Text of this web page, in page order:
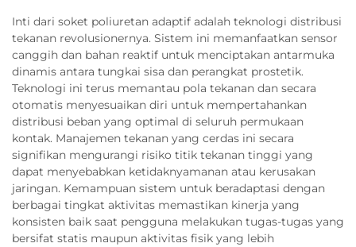
Inti dari soket poliuretan adaptif adalah teknologi distribusi
tekanan revolusionernya. Sistem ini memanfaatkan sensor
canggih dan bahan reaktif untuk menciptakan antarmuka
dinamis antara tungkai sisa dan perangkat prostetik.
Teknologi ini terus memantau pola tekanan dan secara
otomatis menyesuaikan diri untuk mempertahankan
distribusi beban yang optimal di seluruh permukaan
kontak. Manajemen tekanan yang cerdas ini secara
signifikan mengurangi risiko titik tekanan tinggi yang
dapat menyebabkan ketidaknyamanan atau kerusakan
jaringan. Kemampuan sistem untuk beradaptasi dengan
berbagai tingkat aktivitas memastikan kinerja yang
konsisten baik saat pengguna melakukan tugas-tugas yang
bersifat statis maupun aktivitas fisik yang lebih